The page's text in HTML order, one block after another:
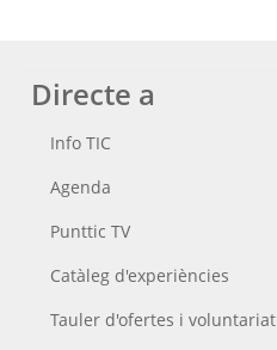
Directe a
Info TIC
Agenda
Punttic TV
Catàleg d'experiències
Tauler d'ofertes i voluntariat